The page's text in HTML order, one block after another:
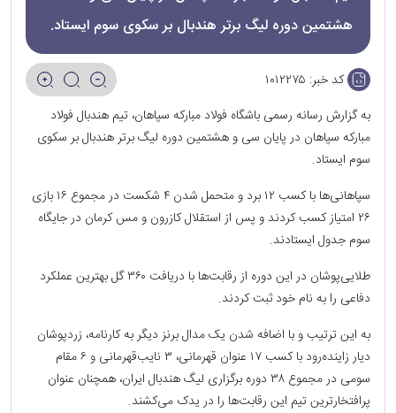
هشتمین دوره لیگ برتر هندبال بر سکوی سوم ایستاد.
کد خبر: ۱۰۱۲۲۷۵
به گزارش رسانه رسمی باشگاه فولاد مبارکه سپاهان، تیم هندبال فولاد
مبارکه سپاهان در پایان سی و هشتمین دوره لیگ برتر هندبال بر سکوی
سوم ایستاد.
سپاهانی‌ها با کسب ۱۲ برد و متحمل شدن ۴ شکست در مجموع ۱۶ بازی
۲۶ امتیاز کسب کردند و پس از استقلال کازرون و مس کرمان در جایگاه
سوم جدول ایستادند.
طلایی‌پوشان در این دوره از رقابت‌ها با دریافت ۳۶۰ گل بهترین عملکرد
دفاعی را به نام خود ثبت کردند.
به این ترتیب و با اضافه شدن یک مدال برنز دیگر به کارنامه، زردپوشان
دیار زاینده‌رود با کسب ۱۷ عنوان قهرمانی، ۳ نایب‌قهرمانی و ۶ مقام
سومی در مجموع ۳۸ دوره برگزاری لیگ هندبال ایران، همچنان عنوان
پرافتخارترین تیم این رقابت‌ها را در یدک می‌کشند.